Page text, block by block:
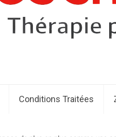
Conditions Traitées